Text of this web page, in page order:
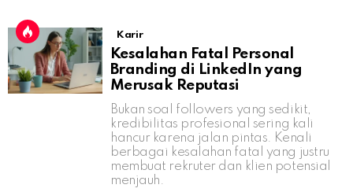
Karir
Kesalahan Fatal Personal
Branding di LinkedIn yang
Merusak Reputasi
Bukan soal followers yang sedikit,
kredibilitas profesional sering kali
hancur karena jalan pintas. Kenali
berbagai kesalahan fatal yang justru
membuat rekruter dan klien potensial
menjauh.